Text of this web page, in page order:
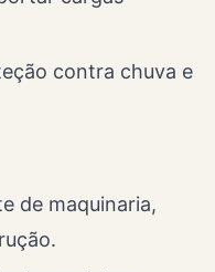
contra chuva e
de maquinaria,